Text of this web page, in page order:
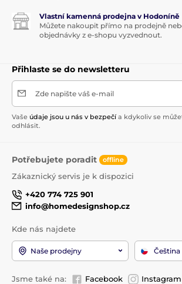
Vlastní kamenná prodejna v Hodoníně
Můžete nakoupit přímo na prodejně
objednávky z e-shopu vyzvednout.
Přihlaste se do newsletteru
Zde napište váš e-mail
Vaše údaje jsou u nás v bezpečí a kdykoliv se
odhlásit.
Potřebujete poradit offline
Zákaznický servis je k dispozici
+420 774 725 901
info@homedesignshop.cz
Kde nás najdete
Naše prodejny Čeština
Jsme také na: Facebook Instagram